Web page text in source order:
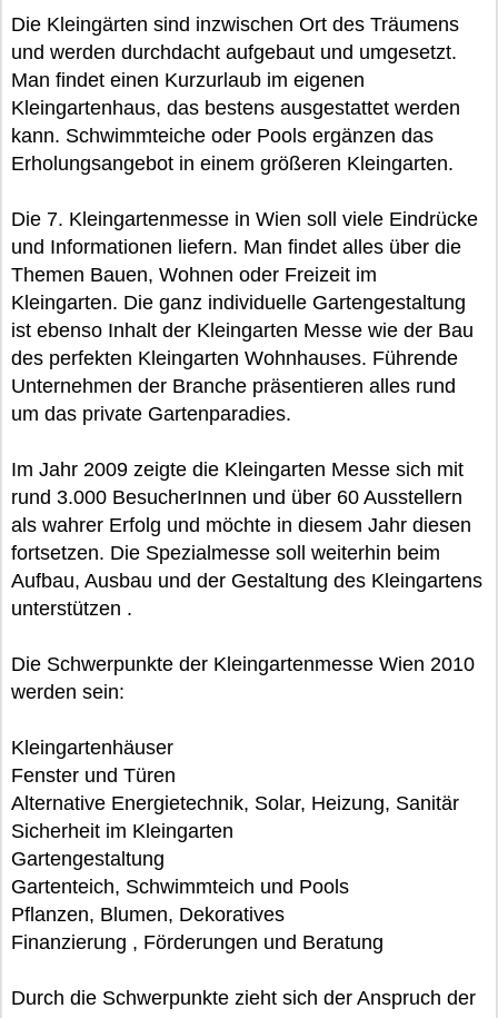
Die Kleingärten sind inzwischen Ort des Träumens
und werden durchdacht aufgebaut und umgesetzt.
Man findet einen Kurzurlaub im eigenen
Kleingartenhaus, das bestens ausgestattet werden
kann. Schwimmteiche oder Pools ergänzen das
Erholungsangebot in einem größeren Kleingarten.
Die 7. Kleingartenmesse in Wien soll viele Eindrücke
und Informationen liefern. Man findet alles über die
Themen Bauen, Wohnen oder Freizeit im
Kleingarten. Die ganz individuelle Gartengestaltung
ist ebenso Inhalt der Kleingarten Messe wie der Bau
des perfekten Kleingarten Wohnhauses. Führende
Unternehmen der Branche präsentieren alles rund
um das private Gartenparadies.
Im Jahr 2009 zeigte die Kleingarten Messe sich mit
rund 3.000 BesucherInnen und über 60 Ausstellern
als wahrer Erfolg und möchte in diesem Jahr diesen
fortsetzen. Die Spezialmesse soll weiterhin beim
Aufbau, Ausbau und der Gestaltung des Kleingartens
unterstützen .
Die Schwerpunkte der Kleingartenmesse Wien 2010
werden sein:
Kleingartenhäuser
Fenster und Türen
Alternative Energietechnik, Solar, Heizung, Sanitär
Sicherheit im Kleingarten
Gartengestaltung
Gartenteich, Schwimmteich und Pools
Pflanzen, Blumen, Dekoratives
Finanzierung , Förderungen und Beratung
Durch die Schwerpunkte zieht sich der Anspruch der